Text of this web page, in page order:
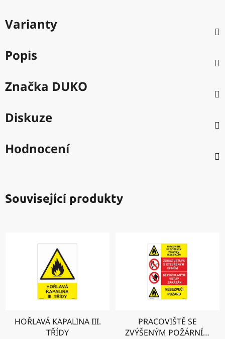
Varianty
Popis
Značka DUKO
Diskuze
Hodnocení
Související produkty
HOŘLAVÁ KAPALINA III.
TŘÍDY
PRACOVIŠTĚ SE
ZVÝŠENÝM POŽÁRNÍM